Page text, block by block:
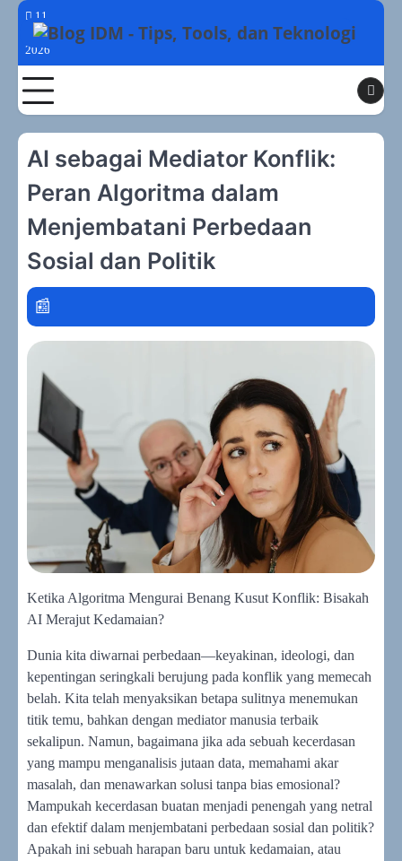
Skip
content
11
Agustus
2026
Toggle
AI sebagai Mediator Konflik:
Peran Algoritma dalam
Menjembatani Perbedaan
Sosial dan Politik
Ketika Algoritma Mengurai Benang Kusut Konflik: Bisakah
AI Merajut Kedamaian?
Dunia kita diwarnai perbedaan—keyakinan, ideologi, dan
kepentingan seringkali berujung pada konflik yang memecah
belah. Kita telah menyaksikan betapa sulitnya menemukan
titik temu, bahkan dengan mediator manusia terbaik
sekalipun. Namun, bagaimana jika ada sebuah kecerdasan
yang mampu menganalisis jutaan data, memahami akar
masalah, dan menawarkan solusi tanpa bias emosional?
Mampukah kecerdasan buatan menjadi penengah yang netral
dan efektif dalam menjembatani perbedaan sosial dan politik?
Apakah ini sebuah harapan baru untuk kedamaian, atau